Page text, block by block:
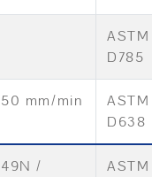
ASTM
D785
50 mm/min
ASTM
D638
49N /
ASTM